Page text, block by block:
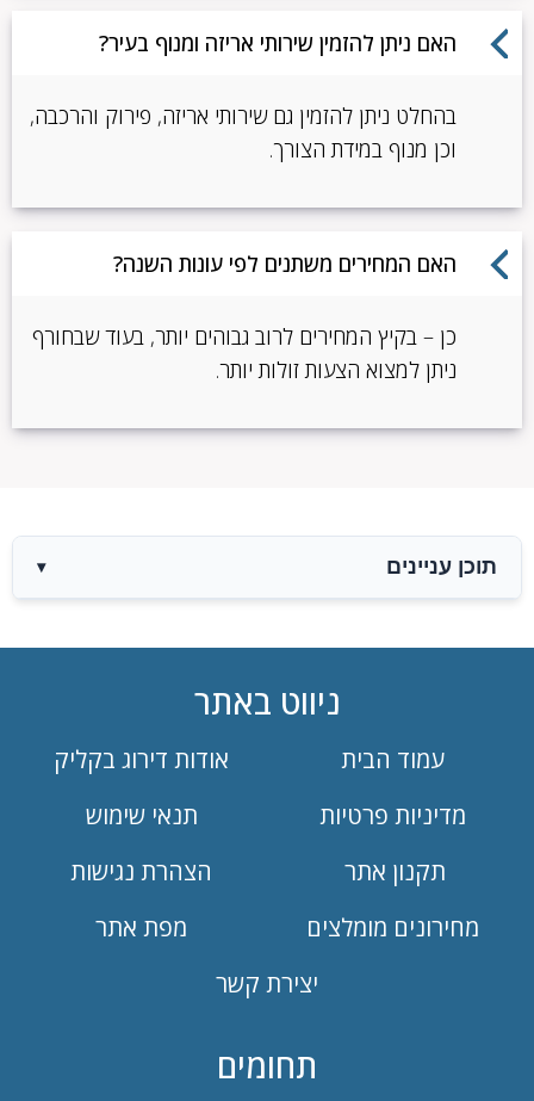
האם ניתן להזמין שירותי אריזה ומנוף בעיר?
בהחלט ניתן להזמין גם שירותי אריזה, פירוק והרכבה,
וכן מנוף במידת הצורך.
האם המחירים משתנים לפי עונות השנה?
כן – בקיץ המחירים לרוב גבוהים יותר, בעוד שבחורף
ניתן למצוא הצעות זולות יותר.
תוכן עניינים ▾
ניווט באתר
עמוד הבית
אודות דירוג בקליק
מדיניות פרטיות
תנאי שימוש
תקנון אתר
הצהרת נגישות
מחירונים מומלצים
מפת אתר
יצירת קשר
תחומים